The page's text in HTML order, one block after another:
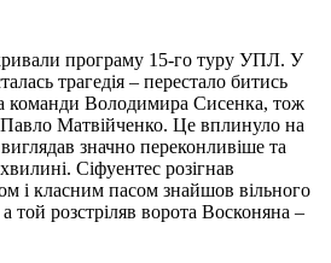
програму 15-го туру УПЛ. У
трагедія – перестало битись
команди Володимира Сисенка, тож
Матвійченко. Це вплинуло на
значно переконливіше та
Сіфуентес розігнав
і класним пасом знайшов вільного
розстріляв ворота Восконяна –